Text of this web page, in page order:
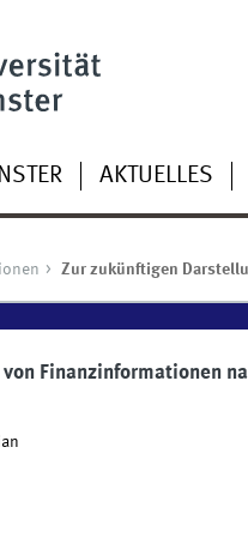
AKTUELLES
Zur zukünftigen
Finanzinformationen